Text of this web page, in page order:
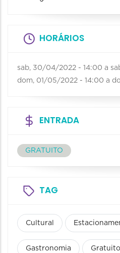
HORÁRIOS
sab, 30/04/2022 - 14:00 a
dom, 01/05/2022 - 14:00 a
ENTRADA
GRATUITO
TAG
Cultural
Gastronomia Gratuito